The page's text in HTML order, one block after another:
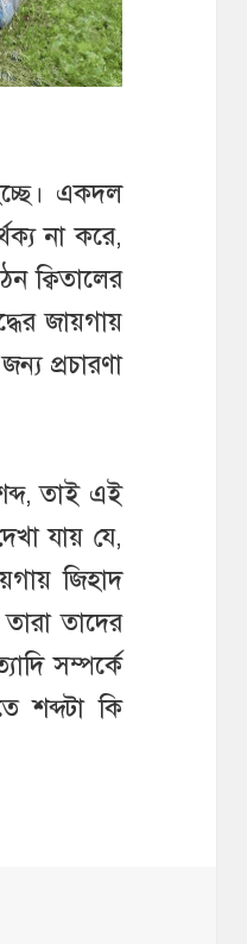
একদল
না করে,
ক্বিতালের
জায়গায়
প্রচারণা
তাই এই
যায় যে,
জিহাদ
তাদের
সম্পর্কে
শব্দটা কি
তুমি কি তাদেরকে দেখনি যারা